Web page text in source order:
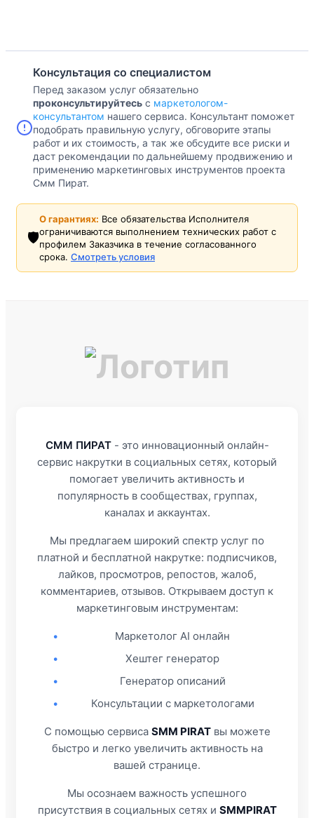
Консультация со специалистом
Перед заказом услуг обязательно
проконсультируйтесь с маркетологом-
консультантом нашего сервиса. Консультант поможет
подобрать правильную услугу, обговорите этапы
работ и их стоимость, а так же обсудите все риски и
даст рекомендации по дальнейшему продвижению и
применению маркетинговых инструментов проекта
Смм Пират.
🛡️
О гарантиях: Все обязательства Исполнителя
ограничиваются выполнением технических работ с
профилем Заказчика в течение согласованного
срока. Смотреть условия
СММ ПИРАТ- это инновационный онлайн-
сервис накрутки в социальных сетях, который
помогает увеличить активность и
популярность в сообществах, группах,
каналах и аккаунтах.
Мы предлагаем широкий спектр услуг по
платной и бесплатной накрутке: подписчиков,
лайков, просмотров, репостов, жалоб,
комментариев, отзывов. Открываем доступ к
маркетинговым инструментам:
•
Маркетолог AI онлайн
•
Хештег генератор
•
Генератор описаний
•
Консультации с маркетологами
С помощью сервиса SMM PIRATвы можете
быстро и легко увеличить активность на
вашей странице.
Мы осознаем важность успешного
присутствия в социальных сетях и SMMPIRAT